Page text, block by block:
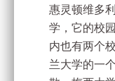
惠灵顿维多
学，它的校
内也有两个
兰大学的一